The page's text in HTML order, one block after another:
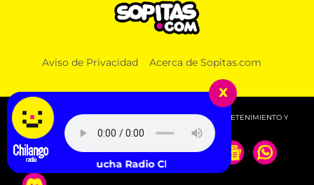
Aviso de Privacidad Acerca de Sopitas.com
© 2026 SOPITAS.COM - MÚSICA, NOTICIAS, DEPORTES, ENTRETENIMIENTO Y
MÁS!.
x
Escucha Radio Chilango -